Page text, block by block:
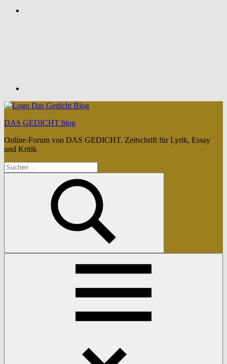
DAS GEDICHT blog
Online-Forum von DAS GEDICHT. Zeitschrift für Lyrik, Essay
und Kritik
Suchen
nach:
Suchen